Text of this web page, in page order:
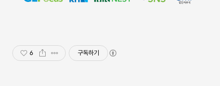
6 구독하기